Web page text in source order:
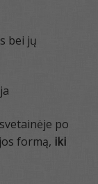
bei jų
po
formą, iki